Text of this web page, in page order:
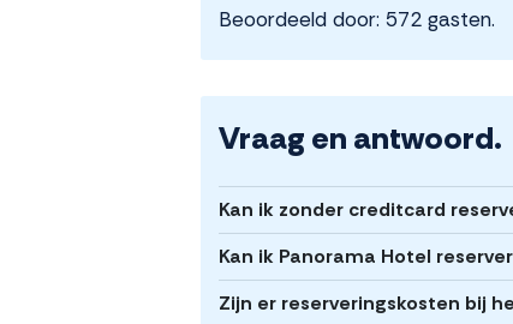
Beoordeeld door: 572 gasten.
Vraag en antwoord.
Kan ik zonder creditcard
Kan ik Panorama Hotel
Zijn er reserveringskosten bij